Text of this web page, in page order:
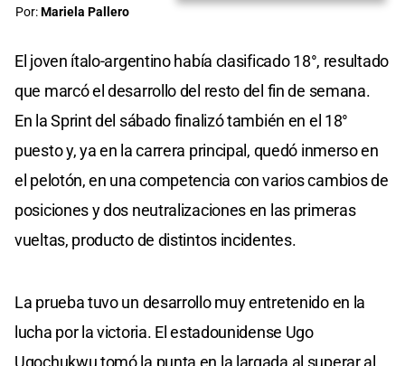
Por:Mariela Pallero
El joven ítalo-argentino había clasificado 18°, resultado
que marcó el desarrollo del resto del fin de semana.
En la Sprint del sábado finalizó también en el 18°
puesto y, ya en la carrera principal, quedó inmerso en
el pelotón, en una competencia con varios cambios de
posiciones y dos neutralizaciones en las primeras
vueltas, producto de distintos incidentes.
La prueba tuvo un desarrollo muy entretenido en la
lucha por la victoria. El estadounidense Ugo
Ugochukwu tomó la punta en la largada al superar al